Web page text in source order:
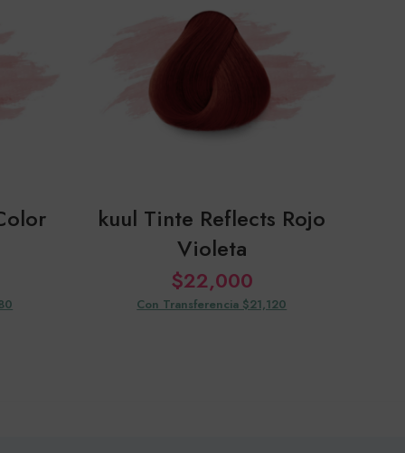
kuul Tinte Reflects Rojo
Violeta
$22,000
Con Transferencia $21,120